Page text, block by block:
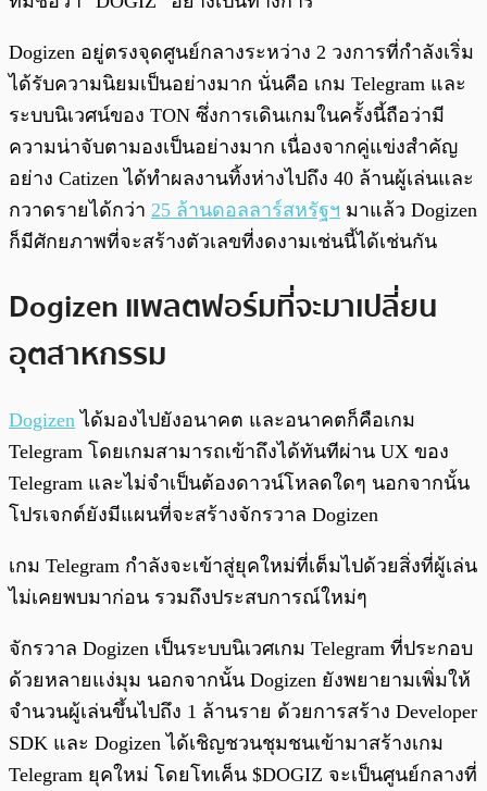
Dogizen อยู่ตรงจุดศูนย์กลางระหว่าง 2 วงการที่กำลังเริ่ม
ได้รับความนิยมเป็นอย่างมาก นั่นคือ เกม Telegram และ
ระบบนิเวศน์ของ TON ซึ่งการเดินเกมในครั้งนี้ถือว่ามี
ความน่าจับตามองเป็นอย่างมาก เนื่องจากคู่แข่งสำคัญ
อย่าง Catizen ได้ทำผลงานทิ้งห่างไปถึง 40 ล้านผู้เล่นและ
กวาดรายได้กว่า 25 ล้านดอลลาร์สหรัฐฯ มาแล้ว Dogizen
ก็มีศักยภาพที่จะสร้างตัวเลขที่งดงามเช่นนี้ได้เช่นกัน
Dogizen แพลตฟอร์มที่จะมาเปลี่ยน
อุตสาหกรรม
Dogizen ได้มองไปยังอนาคต และอนาคตก็คือเกม
Telegram โดยเกมสามารถเข้าถึงได้ทันทีผ่าน UX ของ
Telegram และไม่จำเป็นต้องดาวน์โหลดใดๆ นอกจากนั้น
โปรเจกต์ยังมีแผนที่จะสร้างจักรวาล Dogizen
เกม Telegram กำลังจะเข้าสู่ยุคใหม่ที่เต็มไปด้วยสิ่งที่ผู้เล่น
ไม่เคยพบมาก่อน รวมถึงประสบการณ์ใหม่ๆ
จักรวาล Dogizen เป็นระบบนิเวศเกม Telegram ที่ประกอบ
ด้วยหลายแง่มุม นอกจากนั้น Dogizen ยังพยายามเพิ่มให้
จำนวนผู้เล่นขึ้นไปถึง 1 ล้านราย ด้วยการสร้าง Developer
SDK และ Dogizen ได้เชิญชวนชุมชนเข้ามาสร้างเกม
Telegram ยุคใหม่ โดยโทเค็น $DOGIZ จะเป็นศูนย์กลางที่